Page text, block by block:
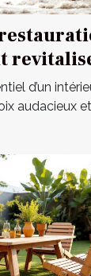
d’un
audacieux